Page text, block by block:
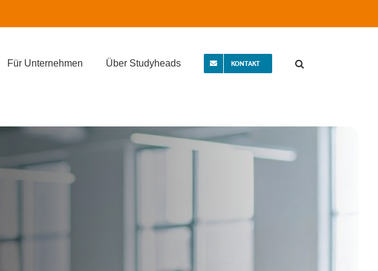
Für Unternehmen Über Studyheads KONTAKT